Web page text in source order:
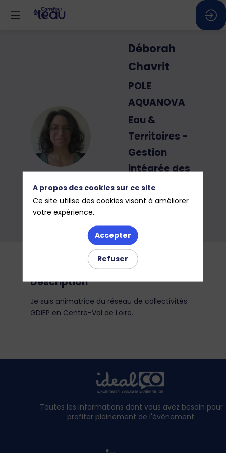
DC
Déborah
Chavrit
POLE
AQUANOVA
Eau &
Territoires -
Gestion
intégrée des
eaux
pluviales
Description
Je suis animatrice du réseau de collectivités
GDIEP en Centre-Val de Loire.
Toutes les informations dont vous avez besoin pour
profiter pleinement de l'évènement.
A propos des cookies sur ce site
Ce site utilise des cookies visant à améliorer
votre expérience.
Accepter
Refuser